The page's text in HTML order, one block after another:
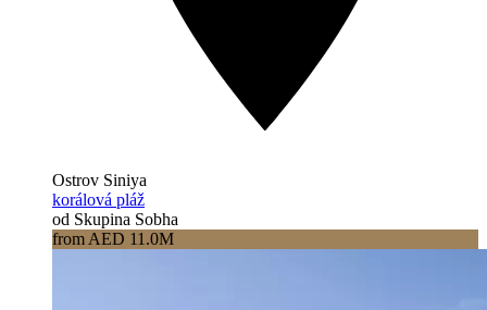
Ostrov Siniya
korálová pláž
od Skupina Sobha
from AED 11.0M